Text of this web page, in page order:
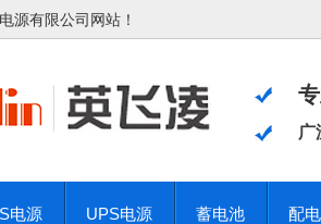
源有限公司网站！
广
电源 UPS电源 蓄电池 配